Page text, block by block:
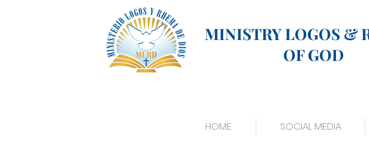
MINISTRY LOGOS &
OF GOD
HOME SOCIAL MEDIA